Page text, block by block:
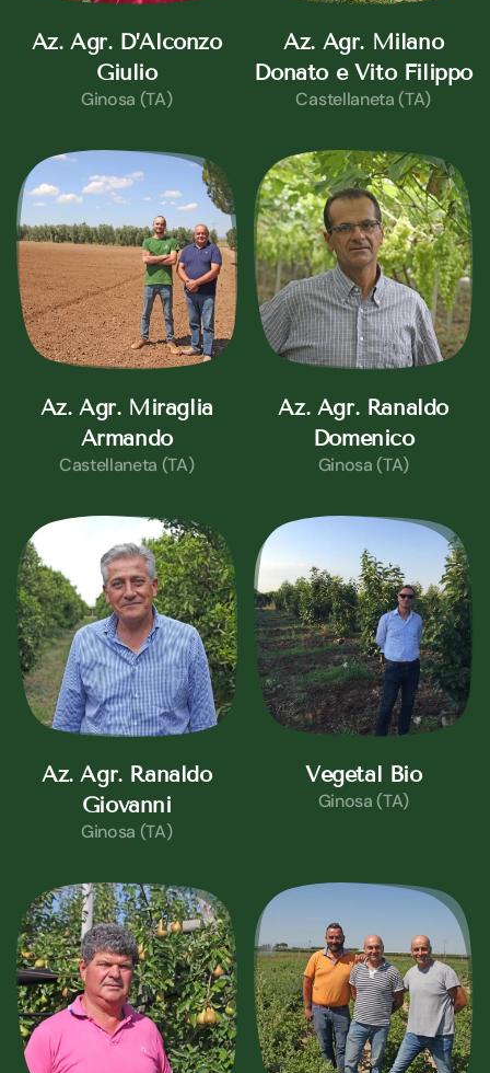
Az. Agr. D’Alconzo
Giulio
Ginosa (TA)
Az. Agr. Milano
Donato e Vito Filippo
Castellaneta (TA)
Az. Agr. Miraglia
Armando
Castellaneta (TA)
Az. Agr. Ranaldo
Domenico
Ginosa (TA)
Az. Agr. Ranaldo
Giovanni
Ginosa (TA)
Vegetal Bio
Ginosa (TA)